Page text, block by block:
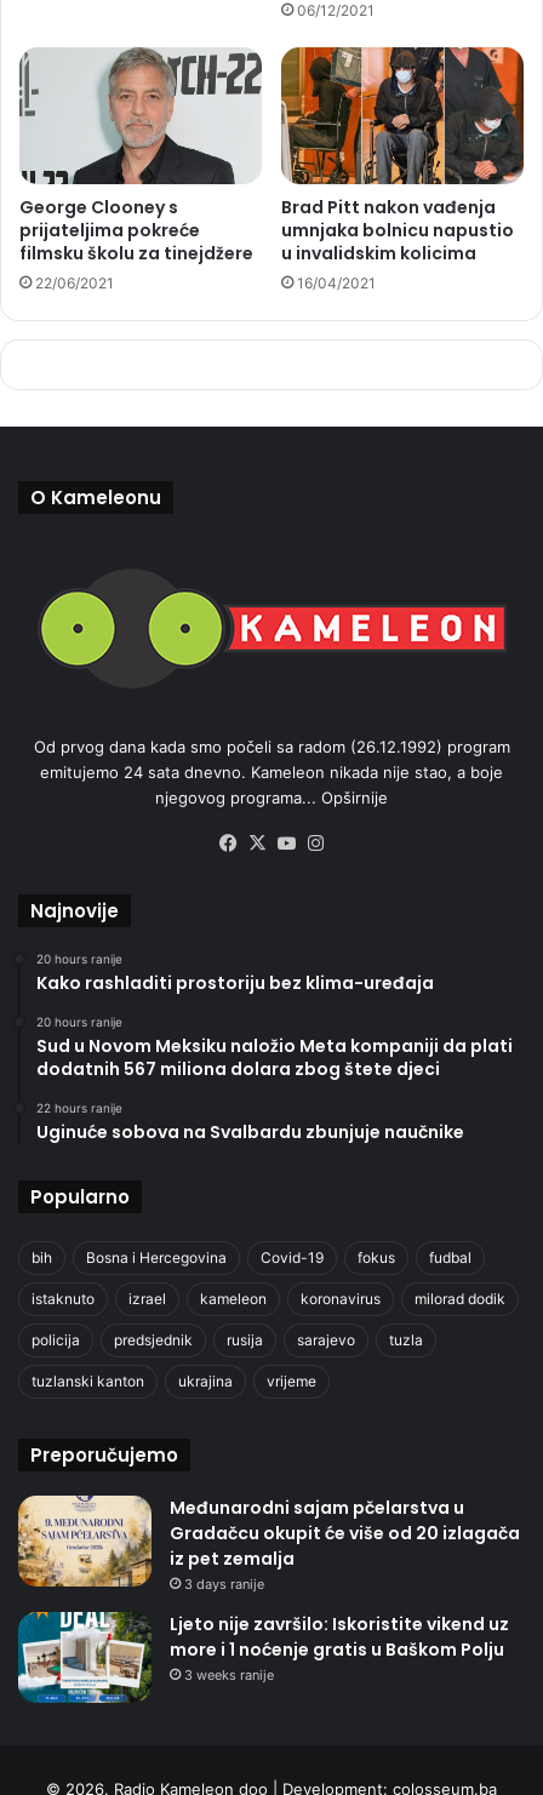
06/12/2021
George Clooney s
prijateljima pokreće
filmsku školu za tinejdžere
22/06/2021
Brad Pitt nakon vađenja
umnjaka bolnicu napustio
u invalidskim kolicima
16/04/2021
O Kameleonu
Od prvog dana kada smo počeli sa radom (26.12.1992) program
emitujemo 24 sata dnevno. Kameleon nikada nije stao, a boje
njegovog programa... Opširnije
Facebook
X YouTube
Najnovije
20 hours ranije
Kako rashladiti prostoriju bez klima-uređaja
20 hours ranije
Sud u Novom Meksiku naložio Meta kompaniji da plati
dodatnih 567 miliona dolara zbog štete djeci
22 hours ranije
Uginuće sobova na Svalbardu zbunjuje naučnike
Popularno
bih Bosna i Hercegovina Covid-19 fokus fudbal
istaknuto izrael kameleon koronavirus milorad dodik
policija predsjednik rusija sarajevo tuzla
tuzlanski kanton ukrajina vrijeme
Preporučujemo
Međunarodni sajam pčelarstva u
Gradačcu okupit će više od 20 izlagača
iz pet zemalja
3 days ranije
Ljeto nije završilo: Iskoristite vikend uz
more i 1 noćenje gratis u Baškom Polju
3 weeks ranije
© 2026. Radio Kameleon doo | Development: colosseum.ba